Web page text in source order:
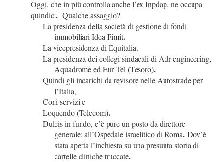
Oggi, che in più controlla anche l’ex Inpdap, ne occupa
quindici. Qualche assaggio?
La presidenza della società di gestione di fondi
immobiliari Idea Fimit.
La vicepresidenza di Equitalia.
La presidenza dei collegi sindacali di Adr engineering,
Aquadrome ed Eur Tel (Tesoro).
Quindi gli incarichi da revisore nelle Autostrade per
l’Italia,
Coni servizi e
Loquendo (Telecom).
Dulcis in fundo, c’è pure un posto da direttore
generale: all’Ospedale israelitico di Roma. Dov’è
stata aperta l’inchiesta su una presunta storia di
cartelle cliniche truccate.